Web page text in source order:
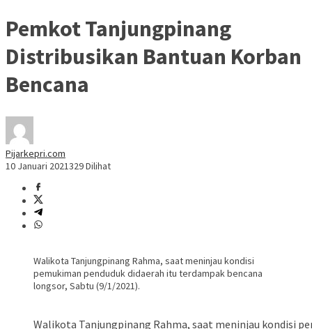
Pemkot Tanjungpinang
Distribusikan Bantuan Korban
Bencana
Pijarkepri.com
10 Januari 2021329 Dilihat
Walikota Tanjungpinang Rahma, saat meninjau kondisi
pemukiman penduduk didaerah itu terdampak bencana
longsor, Sabtu (9/1/2021).
Walikota Tanjungpinang Rahma, saat meninjau kondisi